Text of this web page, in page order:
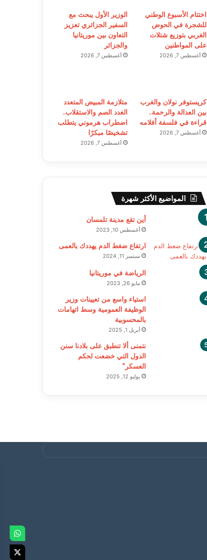
اختتام الأسبوع الوطني
للشجرة في الحوض
الغربي بتوزيع شتلات
على المواطنين
أغسطس 7, 2026
الوزير الأول يبحث مع
السفير الجزائري تعزيز
التعاون بين موريتانيا
والجزائر
أغسطس 7, 2026
كريستوفر نولان والغرب
بين العدالة والرحمة..
قراءة في فلسفة أفلامه
أغسطس 7, 2026
متلازمة المبيض المتعدد
الغدد الصم والاستقلاب..
اضطراب هرموني يتطلب
تشخيصًا مبكرًا
أغسطس 7, 2026
المواضيع الأكثر شهرة
أين تقع مدينة تلمسان
أغسطس 10, 2023
‫ارتفاع ضغط الدم يهددك بالعمى
سبتمبر 11, 2024
الرياضة في موريتانيا
مايو 26, 2023
استياء واسع من تعيينات وزير
الوظيفة العمومية وسط اتهامات
بالمحسوبية
أبريل 1, 2025
نتمنى ألا تنطبق على بلادنا سنن
الدول التي خضعت لحكم
العسكر”
يوليو 12, 2025